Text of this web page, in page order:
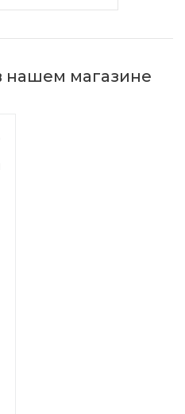
нашем магазине